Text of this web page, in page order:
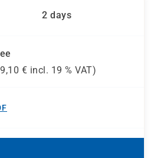
2 days
€ incl. 19 % VAT)